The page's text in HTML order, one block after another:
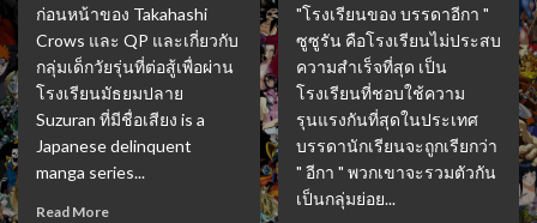
ก่อนหน้าของ Takahashi
Crows และ QP และเกี่ยวกับ
กลุ่มเด็กวัยรุ่นที่ต่อสู้เพื่อผ่าน
โรงเรียนมัธยมปลาย
Suzuran ที่มีชื่อเสียง is a
Japanese delinquent
manga series...
Read More
"โรงเรียนของ บรรดาอีกา "
ซูซูรัน คือโรงเรียนไม่ประสบ
ความสำเร็จที่สุด เป็น
โรงเรียนที่ชอบใช้ความ
รุนแรงกันที่สุดในประเทศ
บรรดานักเรียนจะถูกเรียกว่า
" อีกา " พวกเขาจะรวมตัวกัน
เป็นกลุ่มย่อย...